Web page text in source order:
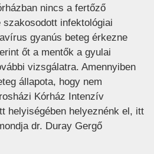
nincs a fertőző
infektológiai
gyanús beteg érkezne
őt a mentők a gyulai
vizsgálatra. Amennyiben
állapota, hogy nem
Kórház Intenzív
helyiségében helyeznénk el, itt
dr. Duray Gergő